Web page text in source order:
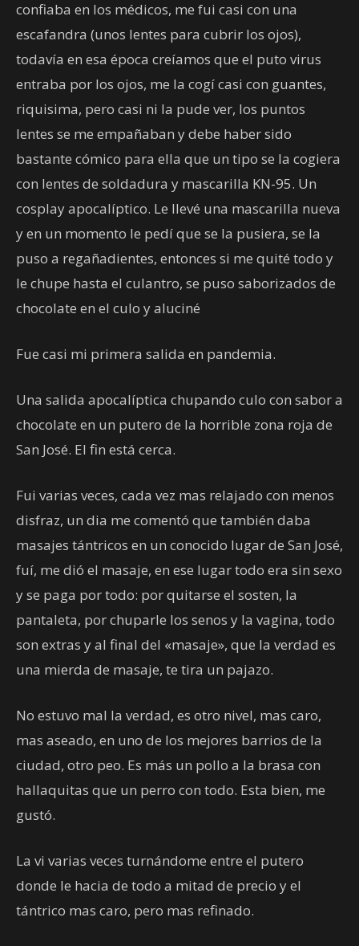
confiaba en los médicos, me fui casi con una
escafandra (unos lentes para cubrir los ojos),
todavía en esa época creíamos que el puto virus
entraba por los ojos, me la cogí casi con guantes,
riquisima, pero casi ni la pude ver, los puntos
lentes se me empañaban y debe haber sido
bastante cómico para ella que un tipo se la cogiera
con lentes de soldadura y mascarilla KN-95. Un
cosplay apocalíptico. Le llevé una mascarilla nueva
y en un momento le pedí que se la pusiera, se la
puso a regañadientes, entonces si me quité todo y
le chupe hasta el culantro, se puso saborizados de
chocolate en el culo y aluciné
Fue casi mi primera salida en pandemia.
Una salida apocalíptica chupando culo con sabor a
chocolate en un putero de la horrible zona roja de
San José. El fin está cerca.
Fui varias veces, cada vez mas relajado con menos
disfraz, un dia me comentó que también daba
masajes tántricos en un conocido lugar de San José,
fuí, me dió el masaje, en ese lugar todo era sin sexo
y se paga por todo: por quitarse el sosten, la
pantaleta, por chuparle los senos y la vagina, todo
son extras y al final del «masaje», que la verdad es
una mierda de masaje, te tira un pajazo.
No estuvo mal la verdad, es otro nivel, mas caro,
mas aseado, en uno de los mejores barrios de la
ciudad, otro peo. Es más un pollo a la brasa con
hallaquitas que un perro con todo. Esta bien, me
gustó.
La vi varias veces turnándome entre el putero
donde le hacia de todo a mitad de precio y el
tántrico mas caro, pero mas refinado.